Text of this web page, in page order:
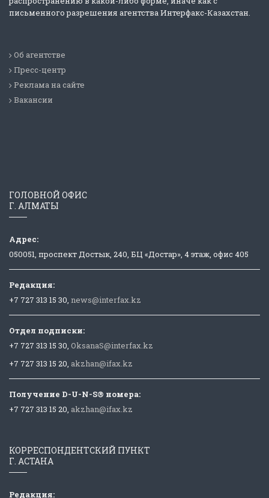
письменного разрешения агентства Интерфакс-Казахстан.
Об агентстве
Пресс-центр
Реклама на сайте
Вакансии
ГОЛОВНОЙ ОФИС
Г. АЛМАТЫ
Адрес:
050051, проспект Достык, 240, БЦ «Достар», 4 этаж, офис 405
Редакция:
+7 727 313 15 30, news@interfax.kz
Отдел подписки:
+7 727 313 15 30, OksanaS@interfax.kz
+7 727 313 15 20, akzhan@ifax.kz
Получение D-U-N-S® номера:
+7 727 313 15 20, akzhan@ifax.kz
КОРРЕСПОНДЕНТСКИЙ ПУНКТ
Г. АСТАНА
Редакция: